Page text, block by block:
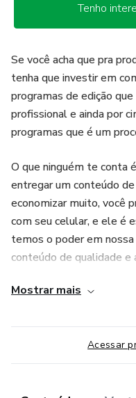
Tenho
Se você acha que pra
tenha que investir em
programas de edição
profissional e ainda por
programas que é um
O que ninguém te conta
entregar um conteúdo
economizar muito, você
com seu celular, e ele é
temos o poder em
conteúdo de qualidade e
Conteúdo, editar videos
E é isso que eu estou
dessa geração que é a
Mostrar mais
Acessar